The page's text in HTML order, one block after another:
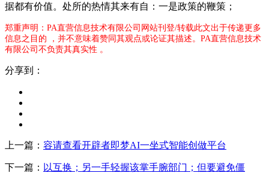
据都有价值。处所的热情其来有自：一是政策的鞭策；
郑重声明：PA直营信息技术有限公司网站刊登/转载此文出于传递更多
信息之目的 ，并不意味着赞同其观点或论证其描述。PA直营信息技术
有限公司不负责其真实性 。
分享到：
上一篇： 容请查看开辟者即梦AI一坐式智能创做平台
下一篇： 以互换；另一手轻握该掌手腕部门；但要避免僵